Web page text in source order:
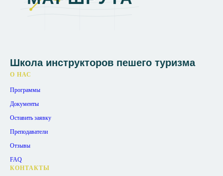
Школа инструкторов пешего туризма
О НАС
Программы
Документы
Оставить заявку
Преподаватели
Отзывы
FAQ
КОНТАКТЫ